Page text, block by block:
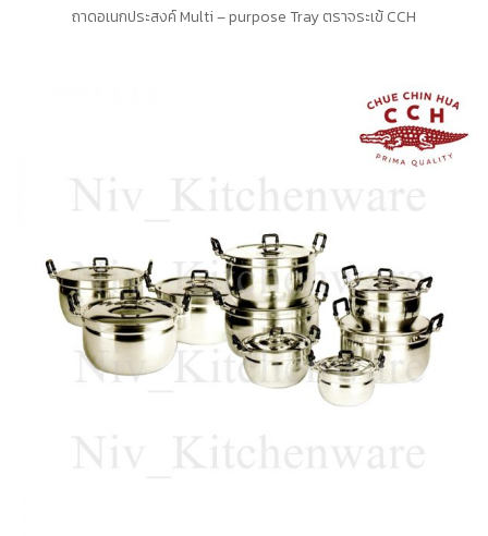
ถาดอเนกประสงค์ Multi – purpose Tray ตราจระเข้ CCH